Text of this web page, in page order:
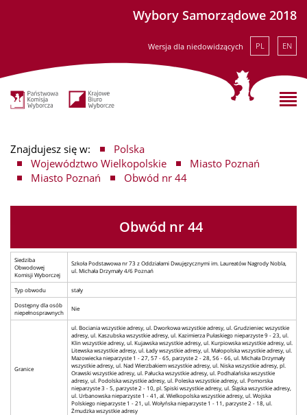
Wybory Samorządowe 2018
Wersja dla niedowidzących PL EN
Znajdujesz się w:
Polska
Województwo Wielkopolskie
Miasto Poznań
Miasto Poznań
Obwód nr 44
Obwód nr 44
Siedziba
Obwodowej
Komisji Wyborczej
Szkoła Podstawowa nr 73 z Oddziałami Dwujęzycznymi im. Laureatów Nagrody Nobla,
ul. Michała Drzymały 4/6 Poznań
Typ obwodu
stały
Dostępny dla osób
niepełnosprawnych
Nie
Granice
ul. Bociania wszystkie adresy, ul. Dworkowa wszystkie adresy, ul. Grudzieniec wszystkie
adresy, ul. Kaszubska wszystkie adresy, ul. Kazimierza Pułaskiego nieparzyste 9 - 23, ul.
Klin wszystkie adresy, ul. Kujawska wszystkie adresy, ul. Kurpiowska wszystkie adresy, ul.
Litewska wszystkie adresy, ul. Łady wszystkie adresy, ul. Małopolska wszystkie adresy, ul.
Mazowiecka nieparzyste 1 - 27, 57 - 65, parzyste 2 - 28, 56 - 66, ul. Michała Drzymały
wszystkie adresy, ul. Nad Wierzbakiem wszystkie adresy, ul. Niska wszystkie adresy, pl.
Orawski wszystkie adresy, ul. Pałucka wszystkie adresy, ul. Podhalańska wszystkie
adresy, ul. Podolska wszystkie adresy, ul. Poleska wszystkie adresy, ul. Pomorska
nieparzyste 3 - 5, parzyste 2 - 10, pl. Spiski wszystkie adresy, ul. Śląska wszystkie adresy,
ul. Urbanowska nieparzyste 1 - 41, al. Wielkopolska wszystkie adresy, ul. Wojska
Polskiego nieparzyste 1 - 21, ul. Wołyńska nieparzyste 1 - 11, parzyste 2 - 18, ul.
Żmudzka wszystkie adresy